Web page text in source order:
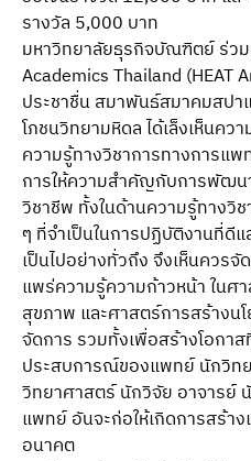
รางวัล 5,000 บาท
มหาวิทยาลัยธุรกิจบัณฑิตย์ ร่ว
Academics Thailand (HEAT
ประชาชื่น สมาพันธ์สมาคมสปา
โภชนวิทยามหิดล ได้เล็งเห็นค
ความรู้ทางวิชาการทางการแ
การให้ความสําคัญกับการพัฒ
วิชาชีพ ทั้งในด้านความรู้ทาง
ๆ ที่จําเป็นในการปฏิบัติงานที่ดี
เป็นไปอย่างทั่วถึง จึงเห็นควร
แพร่ความรู้ความก้าวหน้า ในศ
สุขภาพ และศาสตร์การสร้างน
จัดการ รวมทั้งเพื่อสร้างโอกา
ประสบการณ์ของแพทย์ นักวิท
วิทยาศาสตร์ นักวิจัย อาจารย์
แพทย์ อันจะก่อให้เกิดการสร้า
อนาคต